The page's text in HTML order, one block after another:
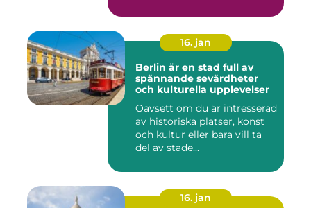
16. jan
Berlin är en stad full av
spännande sevärdheter
och kulturella upplevelser
Oavsett om du är intresserad
av historiska platser, konst
och kultur eller bara vill ta
del av stade...
16. jan